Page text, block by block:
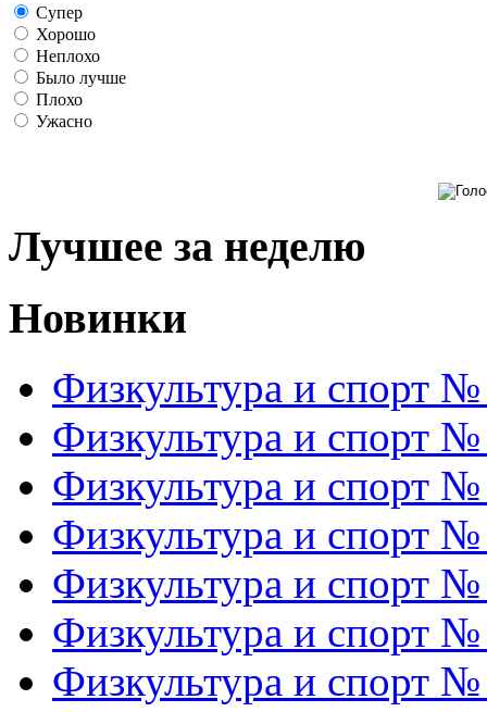
Супер
Хорошо
Неплохо
Было лучше
Плохо
Ужасно
Лучшее за неделю
Новинки
Физкультура и спорт
Физкультура и спорт
Физкультура и спорт
Физкультура и спорт
Физкультура и спорт
Физкультура и спорт
Физкультура и спорт